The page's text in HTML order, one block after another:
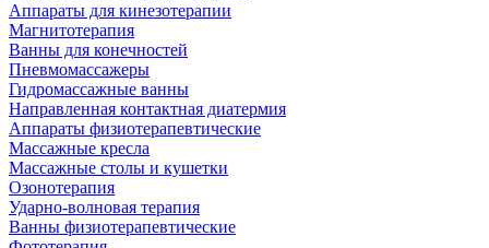
Аппараты для кинезотерапии
Магнитотерапия
Ванны для конечностей
Пневмомассажеры
Гидромассажные ванны
Направленная контактная диатермия
Аппараты физиотерапевтические
Массажные кресла
Массажные столы и кушетки
Озонотерапия
Ударно-волновая терапия
Ванны физиотерапевтические